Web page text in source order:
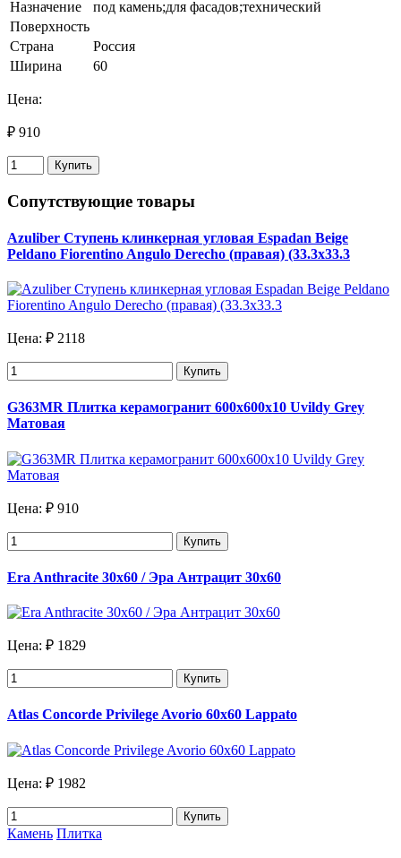
Назначение
под камень;для фасадов;технический
Поверхность
Страна
Россия
Ширина
60
Цена:
₽ 910
Купить
Сопутствующие товары
Azuliber Ступень клинкерная угловая Espadan Beige
Peldano Fiorentino Angulo Derecho (правая) (33.3х33.3
Цена: ₽ 2118
Купить
G363MR Плитка керамогранит 600х600х10 Uvildy Grey
Матовая
Цена: ₽ 910
Купить
Era Anthracite 30x60 / Эра Антрацит 30х60
Цена: ₽ 1829
Купить
Atlas Concorde Privilege Avorio 60х60 Lappato
Цена: ₽ 1982
Купить
Камень Плитка